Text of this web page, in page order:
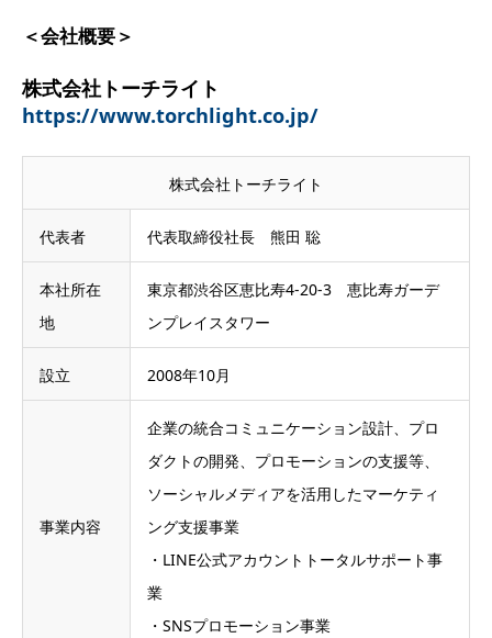
＜会社概要＞
株式会社トーチライト
https://www.torchlight.co.jp/
株式会社トーチライト
代表者 代表取締役社長 熊田 聡
本社所在
地
東京都渋谷区恵比寿4-20-3 恵比寿ガーデ
ンプレイスタワー
設立 2008年10月
事業内容
企業の統合コミュニケーション設計、プロ
ダクトの開発、プロモーションの支援等、
ソーシャルメディアを活用したマーケティ
ング支援事業
・LINE公式アカウントトータルサポート事
業
・SNSプロモーション事業